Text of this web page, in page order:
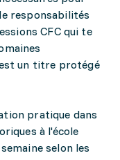
responsabilités
CFC qui te
un titre protégé
pratique dans
à l'école
selon les